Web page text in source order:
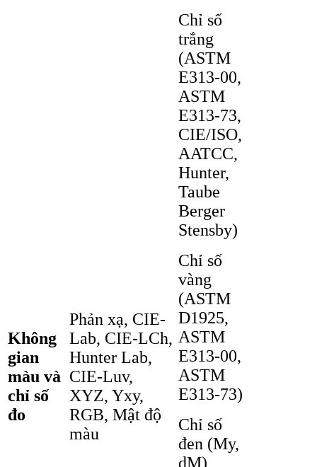
Không
gian
màu và
chỉ số
đo
Phản xạ, CIE-
Lab, CIE-LCh,
Hunter Lab,
CIE-Luv,
XYZ, Yxy,
RGB, Mật độ
màu
Chỉ số
trắng
(ASTM
E313-00,
ASTM
E313-73,
CIE/ISO,
AATCC,
Hunter,
Taube
Berger
Stensby)
Chỉ số
vàng
(ASTM
D1925,
ASTM
E313-00,
ASTM
E313-73)
Chỉ số
đen (My,
dM)